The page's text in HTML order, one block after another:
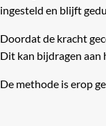
ingesteld en blijft
Doordat de kracht
Dit kan bijdragen aan
De methode is erop